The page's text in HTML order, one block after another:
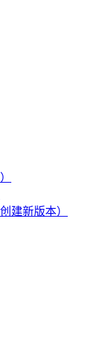
建新版本）